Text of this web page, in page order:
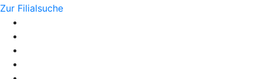
Zur Filialsuche